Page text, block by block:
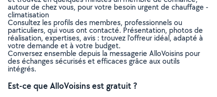
autour de chez vous, pour votre besoin urgent de chauffage -
climatisation
Consultez les profils des membres, professionnels ou
particuliers, qui vous ont contacté. Présentation, photos de
réalisation, expertises, avis : trouvez l'offreur idéal, adapté à
votre demande et à votre budget.
Conversez ensemble depuis la messagerie AlloVoisins pour
des échanges sécurisés et efficaces grâce aux outils
intégrés.
Est-ce que AlloVoisins est gratuit ?